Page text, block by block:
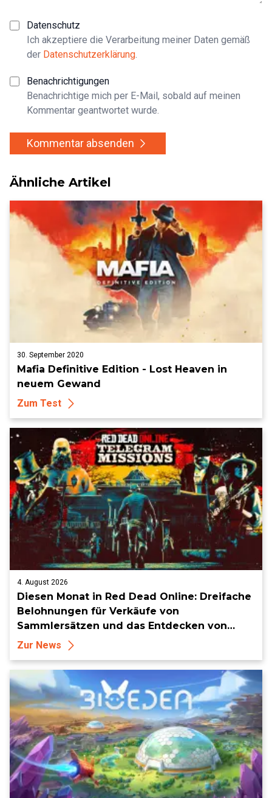
Datenschutz
Ich akzeptiere die Verarbeitung meiner Daten gemäß
der Datenschutzerklärung.
Benachrichtigungen
Benachrichtige mich per E-Mail, sobald auf meinen
Kommentar geantwortet wurde.
Kommentar absenden
Ähnliche Artikel
30. September 2020
Mafia Definitive Edition - Lost Heaven in
neuem Gewand
Zum Test
4. August 2026
Diesen Monat in Red Dead Online: Dreifache
Belohnungen für Verkäufe von
Sammlersätzen und das Entdecken von
Sammlerstücken, in Telegramm-Missionen
Zur News